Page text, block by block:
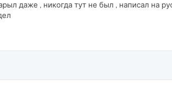
даже , никогда тут не был , написал на